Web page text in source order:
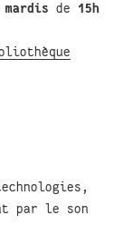
de15h
par le son